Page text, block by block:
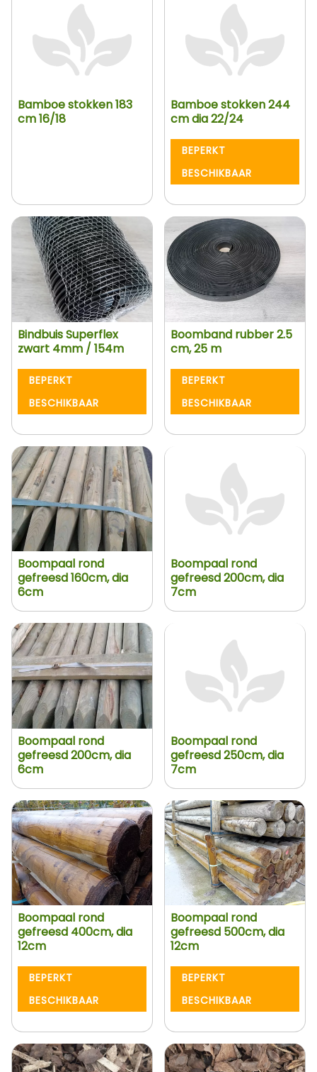
Bamboe stokken 183
cm 16/18
Bamboe stokken 244
cm dia 22/24
BEPERKT
BESCHIKBAAR
Bindbuis Superflex
zwart 4mm / 154m
BEPERKT
BESCHIKBAAR
Boomband rubber 2.5
cm, 25 m
BEPERKT
BESCHIKBAAR
Boompaal rond
gefreesd 160cm, dia
6cm
Boompaal rond
gefreesd 200cm, dia
7cm
Boompaal rond
gefreesd 200cm, dia
6cm
Boompaal rond
gefreesd 250cm, dia
7cm
Boompaal rond
gefreesd 400cm, dia
12cm
BEPERKT
BESCHIKBAAR
Boompaal rond
gefreesd 500cm, dia
12cm
BEPERKT
BESCHIKBAAR